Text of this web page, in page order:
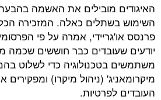
מובילים את האשמה בהבעת חששות
אמרה על פי הפרסומים: "אנחנו
כבר חוששים שכמה מעסיקים
כדי לשלוט בהם ע"י
(ניהול מיקרו) ומפקירים את זכותם